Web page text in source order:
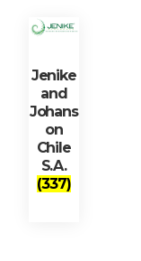
Jenike
and
Johans
on
Chile
S.A.
(337)